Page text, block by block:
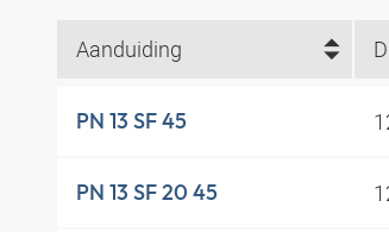
Aanduiding
PN 13 SF 45
PN 13 SF 20 45